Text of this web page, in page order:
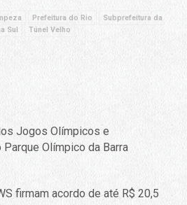
Prefeitura do Rio
Subprefeitura da
Sul
Túnel Velho
Jogos Olímpicos e
Olímpico da Barra
firmam acordo de até R$ 20,5